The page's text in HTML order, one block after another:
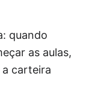
quando
as aulas,
carteira